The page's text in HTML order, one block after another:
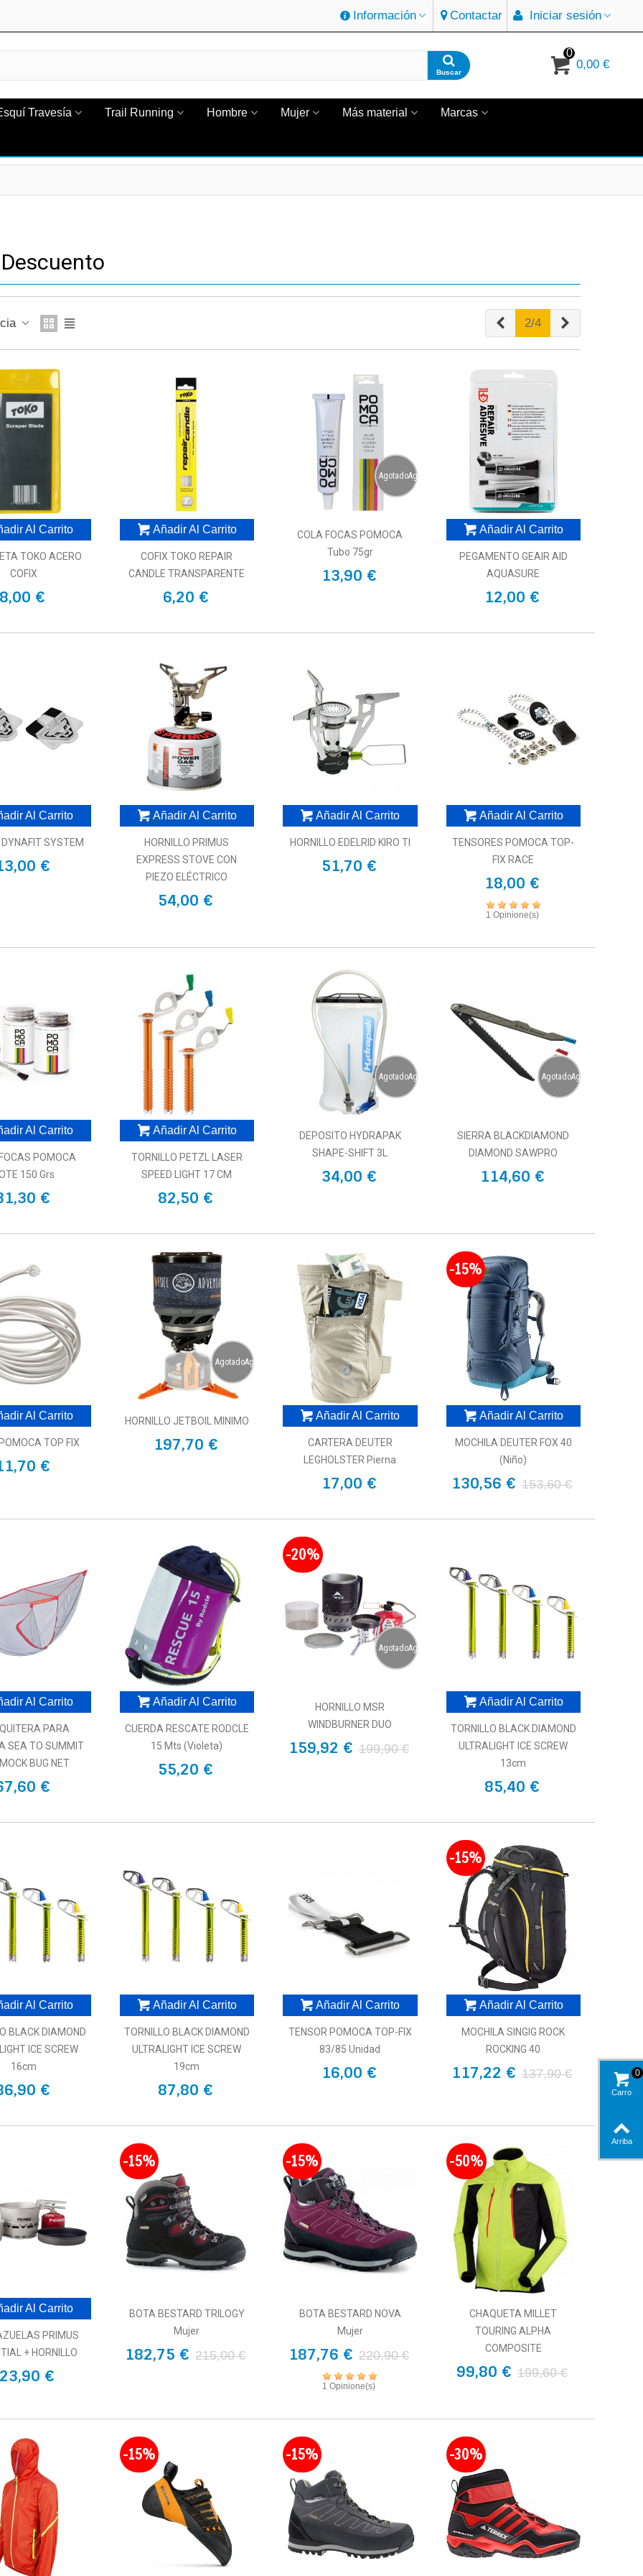
Información Contactar Iniciar sesión
Buscar
0
0,00 €
Travesía Trail Running Hombre Mujer Más material Marcas
Anterior
2/4
Al Carrito
TOKO ACERO
COFIX
8,00 €
Añadir Al Carrito
COFIX TOKO REPAIR
CANDLE TRANSPARENTE
6,20 €
AgotadoAgotado
COLA FOCAS POMOCA
Tubo 75gr
13,90 €
Añadir Al Carrito
PEGAMENTO GEAIR AID
AQUASURE
12,00 €
Al Carrito
DYNAFIT SYSTEM
€
Añadir Al Carrito
HORNILLO PRIMUS
EXPRESS STOVE CON
PIEZO ELÉCTRICO
54,00 €
Añadir Al Carrito
HORNILLO EDELRID KIRO TI
51,70 €
Añadir Al Carrito
TENSORES POMOCA TOP-
FIX RACE
18,00 €
1 Opinione(s)
Al Carrito
POMOCA
150 Grs
€
Añadir Al Carrito
TORNILLO PETZL LASER
SPEED LIGHT 17 CM
82,50 €
AgotadoAgotado
DEPOSITO HYDRAPAK
SHAPE-SHIFT 3L
34,00 €
AgotadoAgotado
SIERRA BLACKDIAMOND
DIAMOND SAWPRO
114,60 €
Al Carrito
TOP FIX
€
AgotadoAgotado
HORNILLO JETBOIL MINIMO
197,70 €
Añadir Al Carrito
CARTERA DEUTER
LEGHOLSTER Pierna
17,00 €
-15%
Añadir Al Carrito
MOCHILA DEUTER FOX 40
(niño)
130,56 € 153,60 €
Al Carrito
PARA
SEA TO SUMMIT
BUG NET
€
Añadir Al Carrito
CUERDA RESCATE RODCLE
15 Mts (violeta)
55,20 €
AgotadoAgotado
-20%
HORNILLO MSR
WINDBURNER DUO
159,92 € 199,90 €
Añadir Al Carrito
TORNILLO BLACK DIAMOND
ULTRALIGHT ICE SCREW
13cm
85,40 €
Al Carrito
BLACK DIAMOND
ICE SCREW
16cm
€
Añadir Al Carrito
TORNILLO BLACK DIAMOND
ULTRALIGHT ICE SCREW
19cm
87,80 €
Añadir Al Carrito
TENSOR POMOCA TOP-FIX
83/85 Unidad
16,00 €
-15%
Añadir Al Carrito
MOCHILA SINGIG ROCK
ROCKING 40
117,22 € 137,90 €
Al Carrito
PRIMUS
+ HORNILLO
€
-15%
BOTA BESTARD TRILOGY
Mujer
182,75 € 215,00 €
-15%
BOTA BESTARD NOVA
Mujer
187,76 € 220,90 €
1 Opinione(s)
-50%
CHAQUETA MILLET
TOURING ALPHA
COMPOSITE
99,80 € 199,60 €
-15% -15% -30%
Carro
0
Arriba